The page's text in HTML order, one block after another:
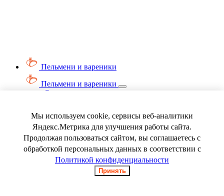
Пельмени и вареники
Пельмени и вареники
Смотреть весь раздел
Ягода замороженная
Мы используем cookie, сервисы веб-аналитики
Яндекс.Метрика для улучшения работы сайта.
Продолжая пользоваться сайтом, вы соглашаетесь с
обработкой персональных данных в соответствии с
Политикой конфиденциальности
Принять